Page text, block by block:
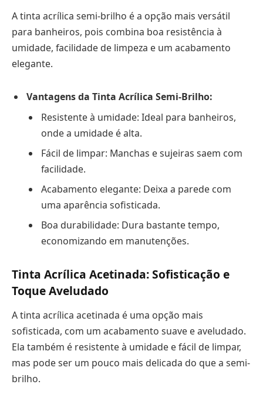
A tinta acrílica semi-brilho é a opção mais versátil
para banheiros, pois combina boa resistência à
umidade, facilidade de limpeza e um acabamento
elegante.
Vantagens da Tinta Acrílica Semi-Brilho:
Resistente à umidade: Ideal para banheiros,
onde a umidade é alta.
Fácil de limpar: Manchas e sujeiras saem com
facilidade.
Acabamento elegante: Deixa a parede com
uma aparência sofisticada.
Boa durabilidade: Dura bastante tempo,
economizando em manutenções.
Tinta Acrílica Acetinada: Sofisticação e
Toque Aveludado
A tinta acrílica acetinada é uma opção mais
sofisticada, com um acabamento suave e aveludado.
Ela também é resistente à umidade e fácil de limpar,
mas pode ser um pouco mais delicada do que a semi-
brilho.